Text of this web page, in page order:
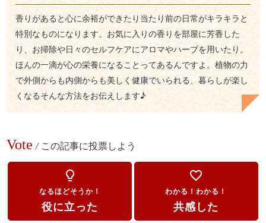
香りがあると心に余裕ができたり当たり前の日常がキラキラと
特別なものになります。お気に入りの香りを部屋に芳香した
り、お掃除や日々のセルフケアにアロマやハーブを用いたり。
ほんの一滴が心の栄養になることってあるんですよ。植物の力
で外側からも内側からも美しく健康でいられる、暮らしが楽し
くなるそんな方法をお伝えします♪
Vote / この記事に投票しよう
lightbulb_outline
なるほどそうか！
役に立った
favorite_border
わかる！わかる！
共感した